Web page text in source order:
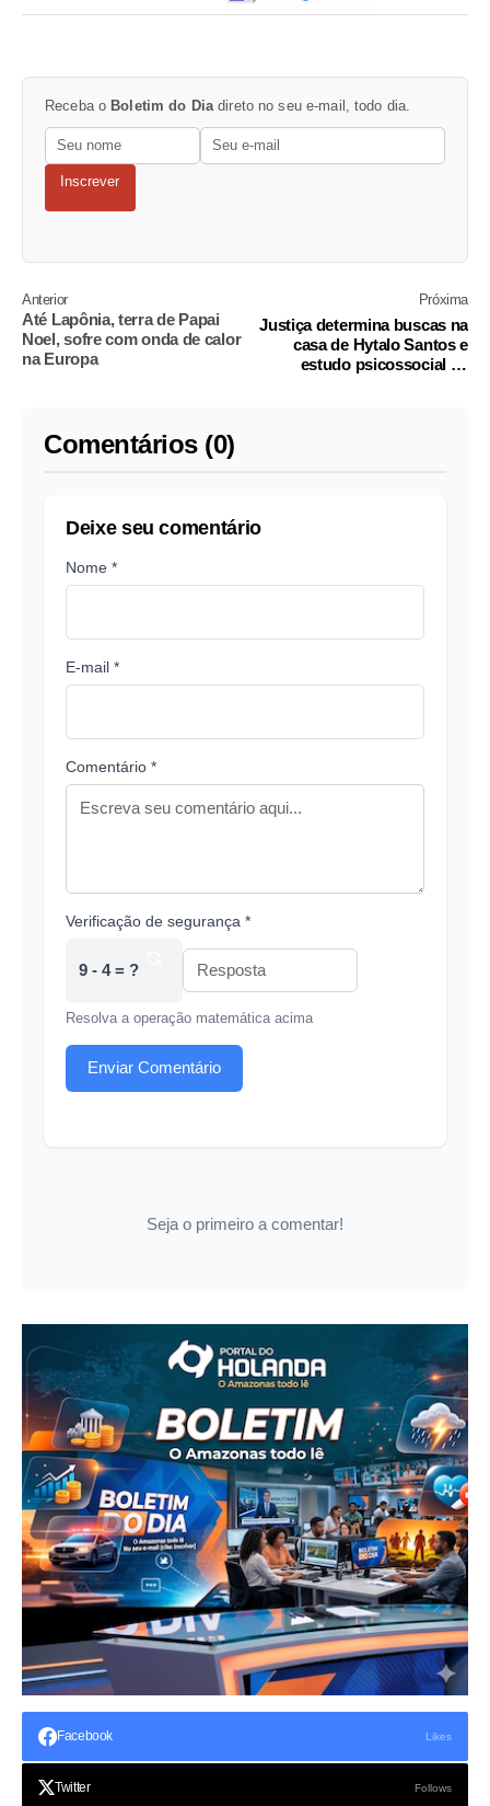
Receba o Boletim do Diadireto no seu e-mail, todo dia.
Inscrever
Anterior
Até Lapônia, terra de Papai
Noel, sofre com onda de calor
na Europa
Próxima
Justiça determina buscas na
casa de Hytalo Santos e
estudo psicossocial de
Comentários (0)
Deixe seu comentário
Nome *
E-mail *
Comentário *
Verificação de segurança *
9 - 4 = ?
Resolva a operação matemática acima
Enviar Comentário
Seja o primeiro a comentar!
Facebook Likes
Twitter Follows